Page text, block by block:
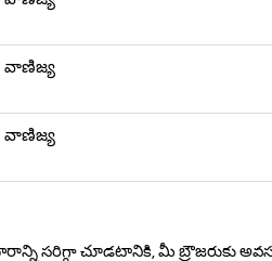
వాణిజ్య
వాణిజ్య
సరిగ్గా చూడటానికి, మీ బ్రౌజరుకు